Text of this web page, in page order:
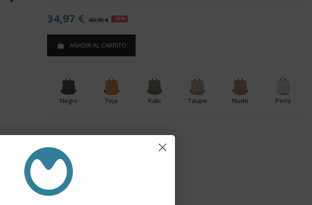
34,97 € 49,95 € -30%
AÑADIR AL CARRITO
Negro Teja Kaki Taupe Nude Perla
Descripción
- Compartimento central
- Bolsillo lateral